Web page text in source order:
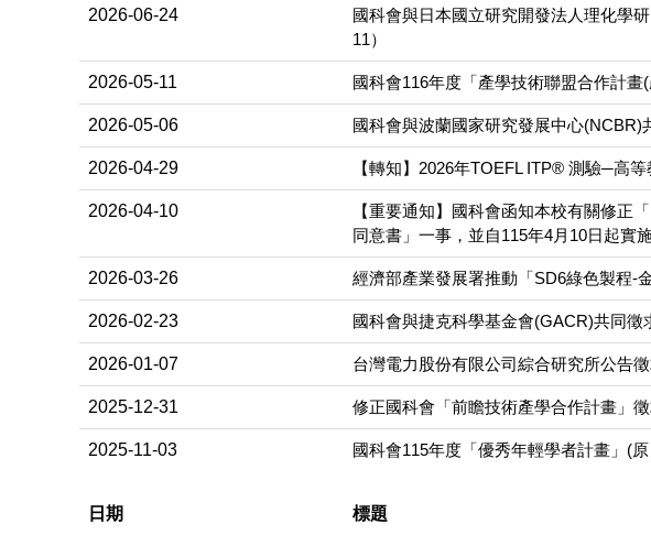
2026-06-24
國科會與日本國立研究開發法人理化學
11）
2026-05-11 國科會116年度「產學技術聯盟合作計畫
2026-05-06 國科會與波蘭國家研究發展中心(NCBR)
2026-04-29 【轉知】2026年TOEFL ITP® 測驗─高
2026-04-10
【重要通知】國科會函知本校有關修正
同意書」一事，並自115年4月10日起實施
2026-03-26 經濟部產業發展署推動「SD6綠色製程-
2026-02-23 國科會與捷克科學基金會(GACR)共同徵
2026-01-07 台灣電力股份有限公司綜合研究所公告
2025-12-31 修正國科會「前瞻技術產學合作計畫」徵
2025-11-03 國科會115年度「優秀年輕學者計畫」(
日期 標題